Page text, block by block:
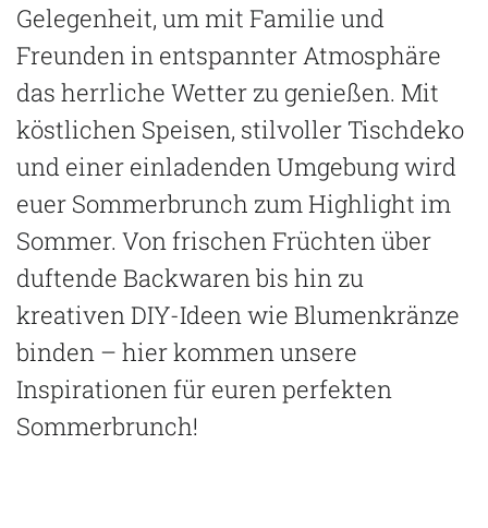
Gelegenheit, um mit Familie und
Freunden in entspannter Atmosphäre
das herrliche Wetter zu genießen. Mit
köstlichen Speisen, stilvoller Tischdeko
und einer einladenden Umgebung wird
euer Sommerbrunch zum Highlight im
Sommer. Von frischen Früchten über
duftende Backwaren bis hin zu
kreativen DIY-Ideen wie Blumenkränze
binden – hier kommen unsere
Inspirationen für euren perfekten
Sommerbrunch!